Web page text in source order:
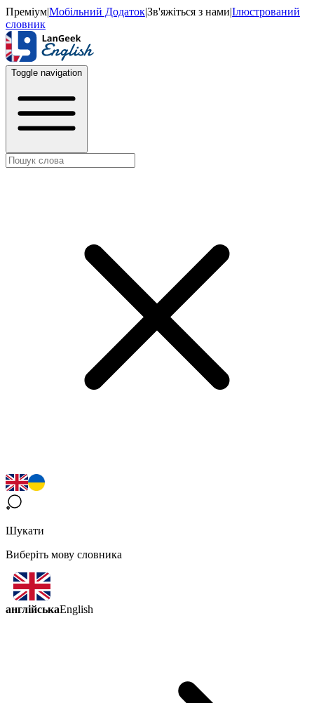
Преміум|Мобільний Додаток|Зв'яжіться з нами|Ілюстрований
словник
Toggle navigation
Шукати
Виберіть мову словника
англійськаEnglish